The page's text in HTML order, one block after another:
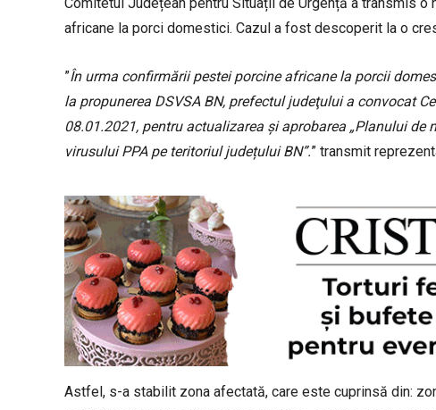
africane la porci domestici. Cazul a fost descoperit la o
”În urma confirmării pestei porcine africane la porcii
la propunerea DSVSA BN, prefectul judeţului a convocat
08.01.2021, pentru actualizarea și aprobarea „Planului
virusului PPA pe teritoriul județului BN”.” transmit
Astfel, s-a stabilit zona afectată, care este cuprinsă din: